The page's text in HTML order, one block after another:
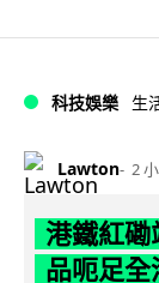
科技娛樂 生
Lawton 2
港鐵紅磡
品呃足全